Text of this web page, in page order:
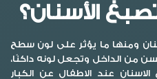
الأسنان؟
ومنها ما يؤثر على لون سطح
من الداخل وتجعل لونه داكنًا،
عند الاطفال عن الكبار